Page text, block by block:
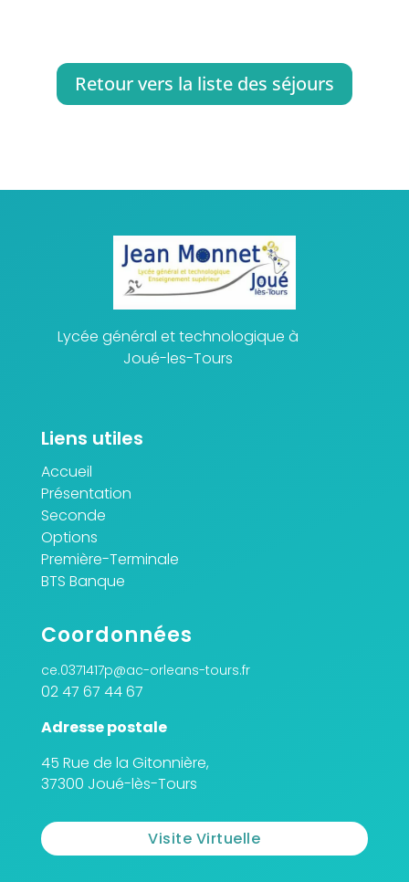
Retour vers la liste des séjours
Lycée général et technologique à
Joué-les-Tours
Liens utiles
Accueil
Présentation
Seconde
Options
Première-Terminale
BTS Banque
Coordonnées
ce.0371417p@ac-orleans-tours.fr
02 47 67 44 67
Adresse postale
45 Rue de la Gitonnière,
37300 Joué-lès-Tours
Visite Virtuelle